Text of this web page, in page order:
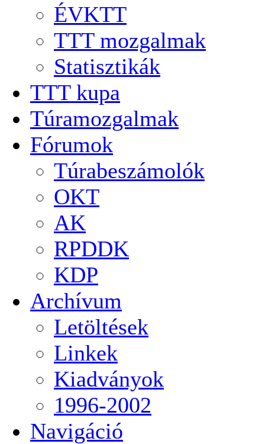
ÉVKTT
TTT mozgalmak
Statisztikák
TTT kupa
Túramozgalmak
Fórumok
Túrabeszámolók
OKT
AK
RPDDK
KDP
Archívum
Letöltések
Linkek
Kiadványok
1996-2002
Navigáció